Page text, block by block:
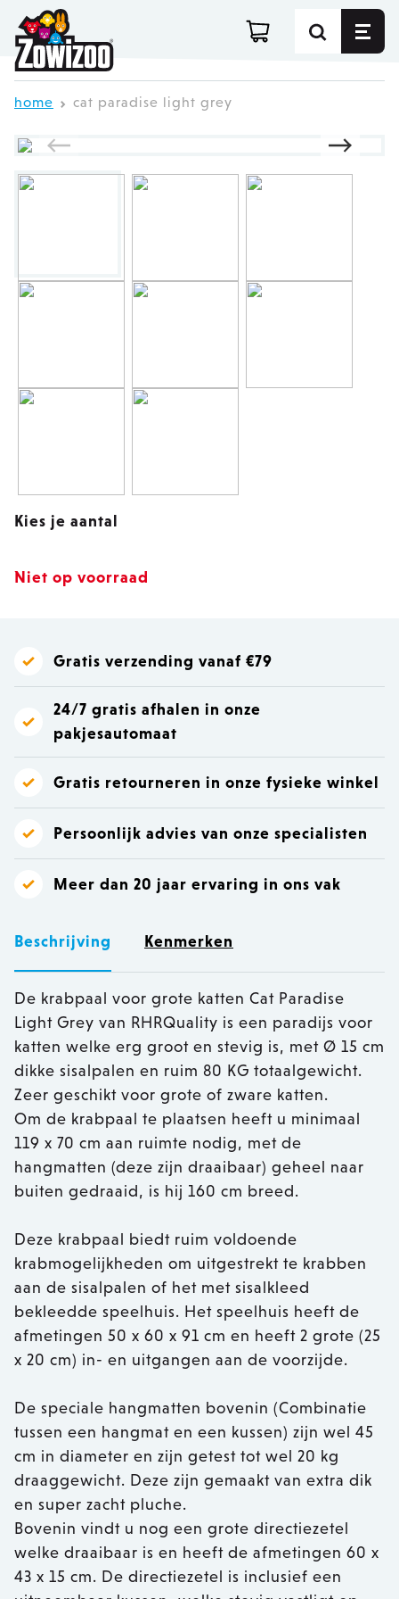
Ga direct door naar de inhoud
home cat paradise light grey
Kies je aantal
Niet op voorraad
Gratis verzending vanaf €79
24/7 gratis afhalen in onze
pakjesautomaat
Gratis retourneren in onze fysieke winkel
Persoonlijk advies van onze specialisten
Meer dan 20 jaar ervaring in ons vak
Beschrijving Kenmerken
De krabpaal voor grote katten Cat Paradise
Light Grey van RHRQuality is een paradijs voor
katten welke erg groot en stevig is, met Ø 15 cm
dikke sisalpalen en ruim 80 KG totaalgewicht.
Zeer geschikt voor grote of zware katten.
Om de krabpaal te plaatsen heeft u minimaal
119 x 70 cm aan ruimte nodig, met de
hangmatten (deze zijn draaibaar) geheel naar
buiten gedraaid, is hij 160 cm breed.
Deze krabpaal biedt ruim voldoende
krabmogelijkheden om uitgestrekt te krabben
aan de sisalpalen of het met sisalkleed
bekleedde speelhuis. Het speelhuis heeft de
afmetingen 50 x 60 x 91 cm en heeft 2 grote (25
x 20 cm) in- en uitgangen aan de voorzijde.
De speciale hangmatten bovenin (Combinatie
tussen een hangmat en een kussen) zijn wel 45
cm in diameter en zijn getest tot wel 20 kg
draaggewicht. Deze zijn gemaakt van extra dik
en super zacht pluche.
Bovenin vindt u nog een grote directiezetel
welke draaibaar is en heeft de afmetingen 60 x
43 x 15 cm. De directiezetel is inclusief een